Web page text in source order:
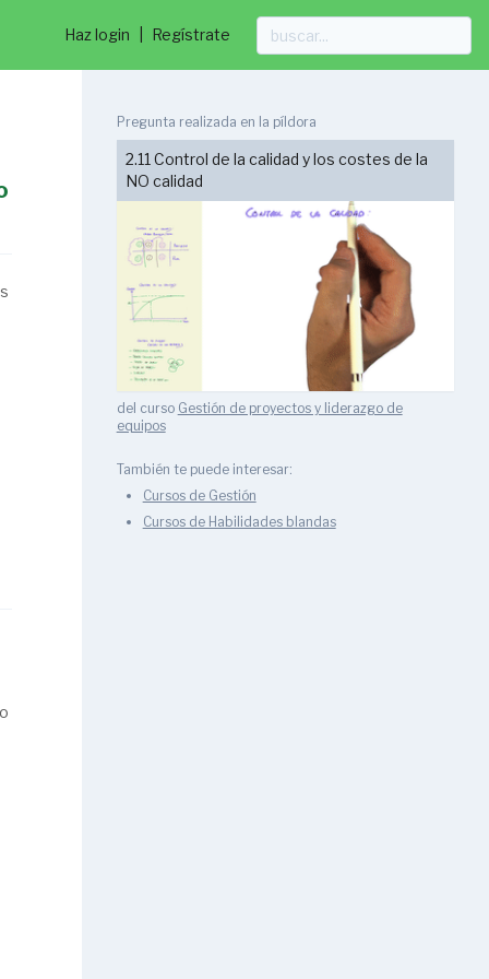
Haz login Regístrate
Pregunta realizada en la píldora
2.11 Control de la calidad y los costes de la
NO calidad
del curso Gestión de proyectos y liderazgo de
equipos
También te puede interesar:
Cursos de Gestión
Cursos de Habilidades blandas